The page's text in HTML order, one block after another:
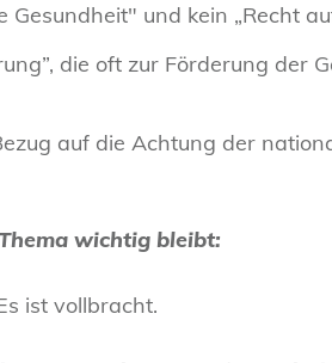
Gesundheit" und kein „Recht
die oft zur Förderung
auf die Achtung der
wichtig bleibt:
ist vollbracht.